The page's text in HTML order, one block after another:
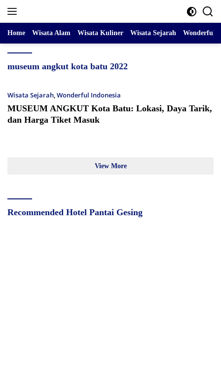
Home Wisata Alam Wisata Kuliner Wisata Sejarah Wonderful
museum angkut kota batu 2022
Wisata Sejarah,Wonderful Indonesia
MUSEUM ANGKUT Kota Batu: Lokasi, Daya Tarik,
dan Harga Tiket Masuk
View More
Recommended Hotel Pantai Gesing